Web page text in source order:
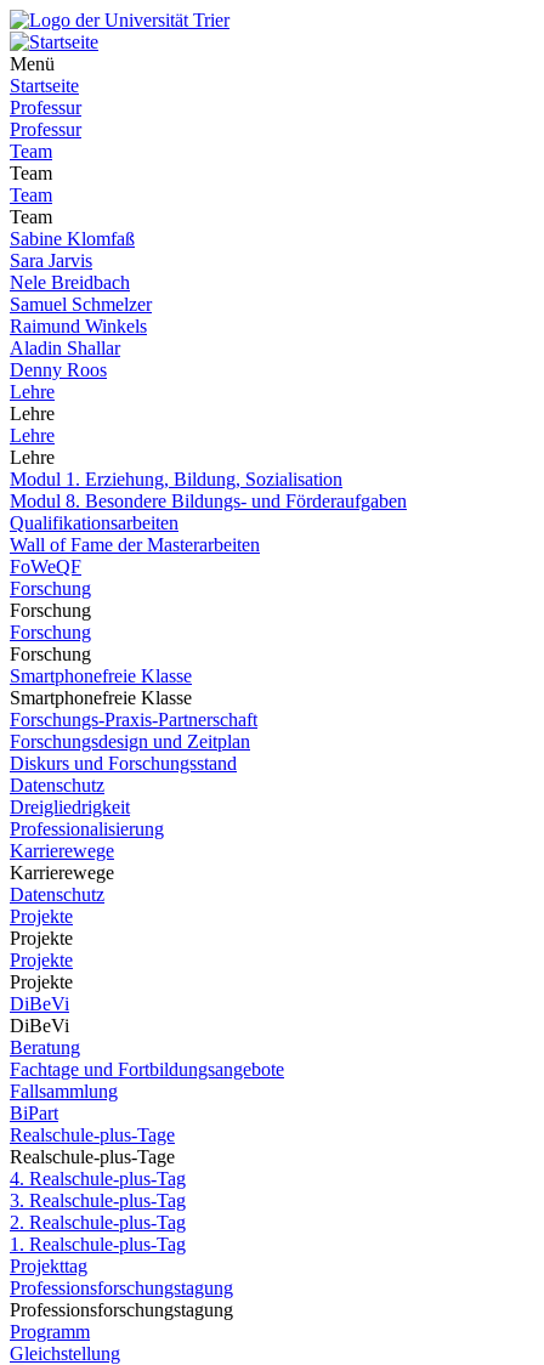
Menü
Startseite
Professur
Professur
Team
Team
Team
Team
Sabine Klomfaß
Sara Jarvis
Nele Breidbach
Samuel Schmelzer
Raimund Winkels
Aladin Shallar
Denny Roos
Lehre
Lehre
Lehre
Lehre
Modul 1. Erziehung, Bildung, Sozialisation
Modul 8. Besondere Bildungs- und Förderaufgaben
Qualifikationsarbeiten
Wall of Fame der Masterarbeiten
FoWeQF
Forschung
Forschung
Forschung
Forschung
Smartphonefreie Klasse
Smartphonefreie Klasse
Forschungs-Praxis-Partnerschaft
Forschungsdesign und Zeitplan
Diskurs und Forschungsstand
Datenschutz
Dreigliedrigkeit
Professionalisierung
Karrierewege
Karrierewege
Datenschutz
Projekte
Projekte
Projekte
Projekte
DiBeVi
DiBeVi
Beratung
Fachtage und Fortbildungsangebote
Fallsammlung
BiPart
Realschule-plus-Tage
Realschule-plus-Tage
4. Realschule-plus-Tag
3. Realschule-plus-Tag
2. Realschule-plus-Tag
1. Realschule-plus-Tag
Projekttag
Professionsforschungstagung
Professionsforschungstagung
Programm
Gleichstellung